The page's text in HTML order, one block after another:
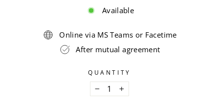
Available
Online via MS Teams or Facetime
After mutual agreement
QUANTITY
− +